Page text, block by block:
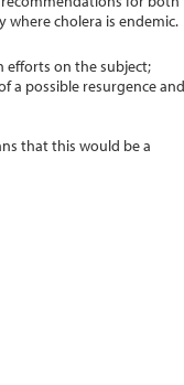
cholera is endemic.
efforts on the subject;
a possible resurgence and
that this would be a